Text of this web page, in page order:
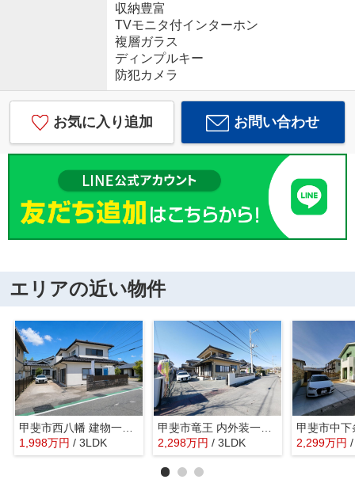
収納豊富
TVモニタ付インターホン
複層ガラス
ディンプルキー
防犯カメラ
お気に入り追加 お問い合わせ
エリアの近い物件
甲斐市西八幡 建物一新で綺麗な中古戸建 LDK20帖 車3台
1,998万円 / 3LDK
甲斐市竜王 内外装一新 平成12年築中古戸建 敷地広々88坪
2,298万円 / 3LDK 2,299万円